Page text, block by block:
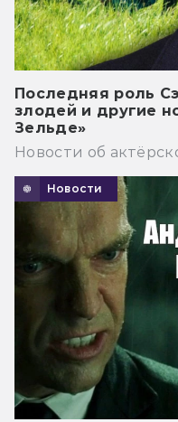
Последняя роль
злодей и другие
Зельде»
Новости об
Новости